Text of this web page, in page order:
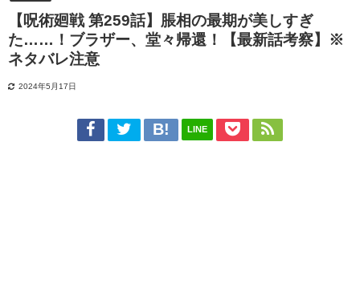
【呪術廻戦 第259話】脹相の最期が美しすぎ
た……！ブラザー、堂々帰還！【最新話考察】※
ネタバレ注意
2024年5月17日
LINE